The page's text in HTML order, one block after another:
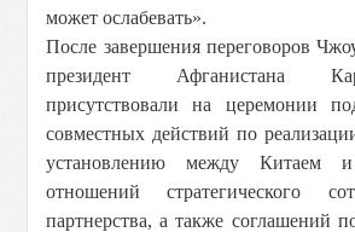
может ослабевать».
После завершения переговоров
президент Афганистана
присутствовали на церемонии
совместных действий по
установлению между Китаем и
отношений стратегического
партнерства, а также соглашений